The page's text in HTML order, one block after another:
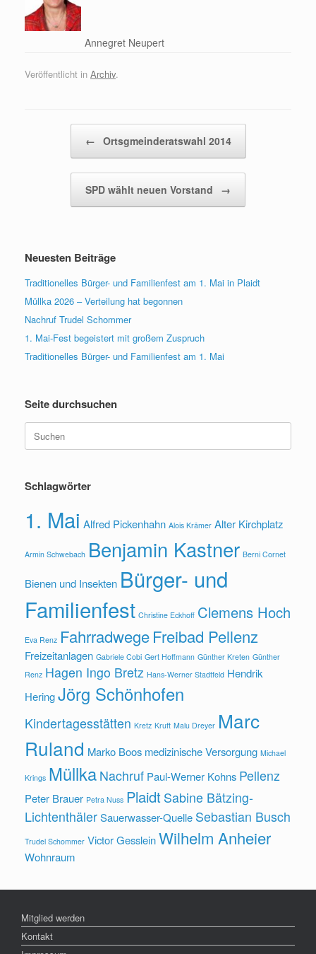
Annegret Neupert
Veröffentlicht in Archiv.
← Ortsgmeinderatswahl 2014
SPD wählt neuen Vorstand →
Neuesten Beiträge
Traditionelles Bürger- und Familienfest am 1. Mai in Plaidt
Müllka 2026 – Verteilung hat begonnen
Nachruf Trudel Schommer
1. Mai-Fest begeistert mit großem Zuspruch
Traditionelles Bürger- und Familienfest am 1. Mai
Seite durchsuchen
Suche
nach:
Schlagwörter
1. Mai Alfred Pickenhahn Alois Krämer Alter Kirchplatz
Armin Schwebach Benjamin Kastner Berni Cornet
Bienen und Insekten Bürger- und
Familienfest Christine Eckhoff Clemens Hoch
Eva Renz FahrradwegeFreibad Pellenz
Freizeitanlagen Gabriele Cobi Gert Hoffmann Günther Kreten Günther
Renz Hagen Ingo Bretz Hans-Werner Stadtfeld Hendrik
HeringJörg Schönhofen
Kindertagesstätten Kretz Kruft Malu Dreyer Marc
Ruland Marko Boos medizinische Versorgung Michael
Krings Müllka Nachruf Paul-Werner Kohns Pellenz
Peter Brauer Petra Nuss Plaidt Sabine Bätzing-
LichtenthälerSauerwasser-Quelle Sebastian Busch
Trudel Schommer Victor GessleinWilhelm Anheier
Wohnraum
Mitglied werden
Kontakt